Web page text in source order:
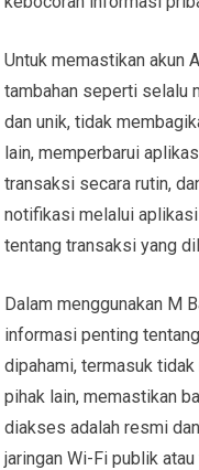
Untuk memastikan akun
tambahan seperti selalu
dan unik, tidak
lain, memperbarui
transaksi secara rutin,
notifikasi melalui
tentang transaksi yang
Dalam menggunakan M
informasi penting
dipahami, termasuk
pihak lain, memastikan
diakses adalah resmi
jaringan Wi-Fi publik